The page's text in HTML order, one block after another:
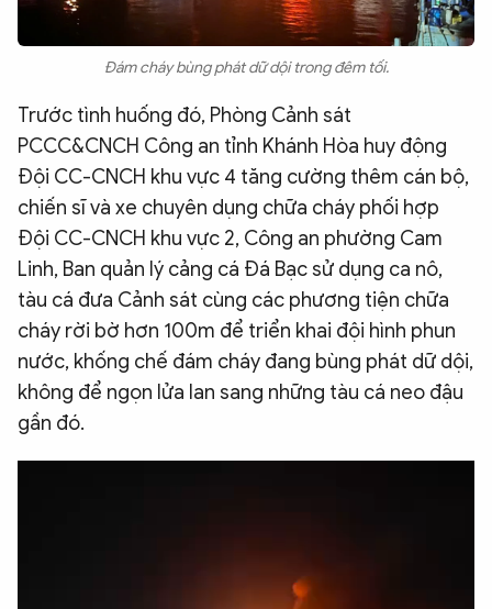
Đám cháy bùng phát dữ dội trong đêm tối.
Trước tình huống đó, Phòng Cảnh sát
PCCC&CNCH Công an tỉnh Khánh Hòa huy động
Đội CC-CNCH khu vực 4 tăng cường thêm cán bộ,
chiến sĩ và xe chuyên dụng chữa cháy phối hợp
Đội CC-CNCH khu vực 2, Công an phường Cam
Linh, Ban quản lý cảng cá Đá Bạc sử dụng ca nô,
tàu cá đưa Cảnh sát cùng các phương tiện chữa
cháy rời bờ hơn 100m để triển khai đội hình phun
nước, khống chế đám cháy đang bùng phát dữ dội,
không để ngọn lửa lan sang những tàu cá neo đậu
gần đó.